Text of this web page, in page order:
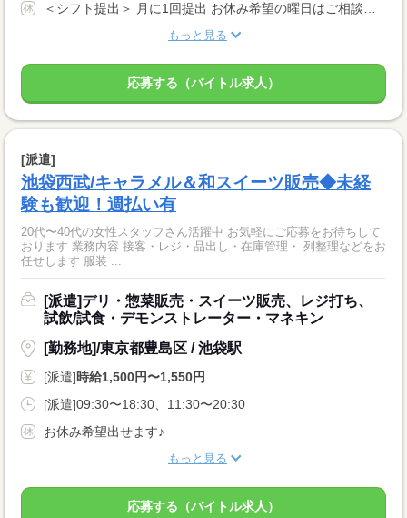
＜シフト提出＞ 月に1回提出 お休み希望の曜日はご相談ください ＜歓迎！＞ 土日祝、年末、お正月、お盆、ゴールデンウィークの連休や、 クリスマス、バレンタインなどイベント時に出勤可能な方大歓迎！
もっと見る
応募する（バイトル求人）
[派遣]
池袋西武/キャラメル＆和スイーツ販売◆未経
験も歓迎！週払い有
20代〜40代の女性スタッフさん活躍中 お気軽にご応募をお待ちして
おります 業務内容 接客・レジ・品出し・在庫管理・ 列整理などをお
任せします 服装 ...
[派遣]デリ・惣菜販売・スイーツ販売、レジ打ち、
試飲/試食・デモンストレーター・マネキン
[勤務地]/東京都豊島区 / 池袋駅
[派遣]時給1,500円〜1,550円
[派遣]09:30〜18:30、11:30〜20:30
お休み希望出せます♪
もっと見る
応募する（バイトル求人）